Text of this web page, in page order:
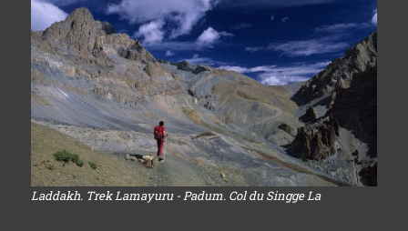
Laddakh. Trek Lamayuru - Padum. Col du Singge La